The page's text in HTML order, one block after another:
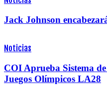
Jack Johnson
Noticias
COI Aprueba Sistema
Juegos Olímpicos LA28